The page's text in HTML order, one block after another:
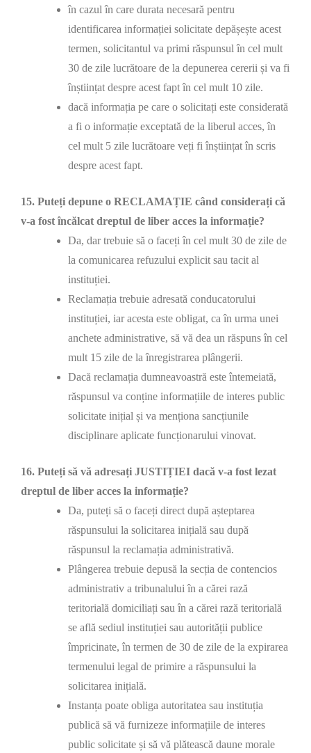
în cazul în care durata necesară pentru
identificarea informației solicitate depășește acest
termen, solicitantul va primi răspunsul în cel mult
30 de zile lucrătoare de la depunerea cererii și va fi
înștiințat despre acest fapt în cel mult 10 zile.
dacă informația pe care o solicitați este considerată
a fi o informație exceptată de la liberul acces, în
cel mult 5 zile lucrătoare veți fi înștiințat în scris
despre acest fapt.
15. Puteți depune o RECLAMAȚIE când considerați că
v-a fost încălcat dreptul de liber acces la informație?
Da, dar trebuie să o faceți în cel mult 30 de zile de
la comunicarea refuzului explicit sau tacit al
instituției.
Reclamația trebuie adresată conducatorului
instituției, iar acesta este obligat, ca în urma unei
anchete administrative, să vă dea un răspuns în cel
mult 15 zile de la înregistrarea plângerii.
Dacă reclamația dumneavoastră este întemeiată,
răspunsul va conține informațiile de interes public
solicitate inițial și va menționa sancțiunile
disciplinare aplicate funcționarului vinovat.
16. Puteți să vă adresați JUSTIȚIEI dacă v-a fost lezat
dreptul de liber acces la informație?
Da, puteți să o faceți direct după așteptarea
răspunsului la solicitarea inițială sau după
răspunsul la reclamația administrativă.
Plângerea trebuie depusă la secția de contencios
administrativ a tribunalului în a cărei rază
teritorială domiciliați sau în a cărei rază teritorială
se află sediul instituției sau autorității publice
împricinate, în termen de 30 de zile de la expirarea
termenului legal de primire a răspunsului la
solicitarea inițială.
Instanța poate obliga autoritatea sau instituția
publică să vă furnizeze informațiile de interes
public solicitate și să vă plătească daune morale